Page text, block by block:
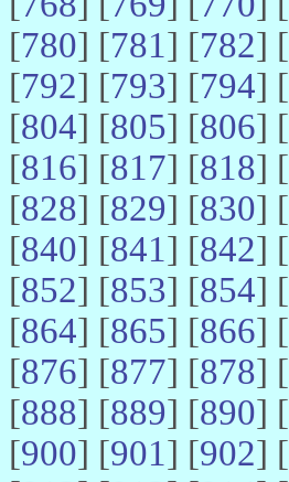
[780] [781] [782] [
[792] [793] [794] [
[804] [805] [806] [
[816] [817] [818] [
[828] [829] [830] [
[840] [841] [842] [
[852] [853] [854] [
[864] [865] [866] [
[876] [877] [878] [
[888] [889] [890] [
[900] [901] [902] [